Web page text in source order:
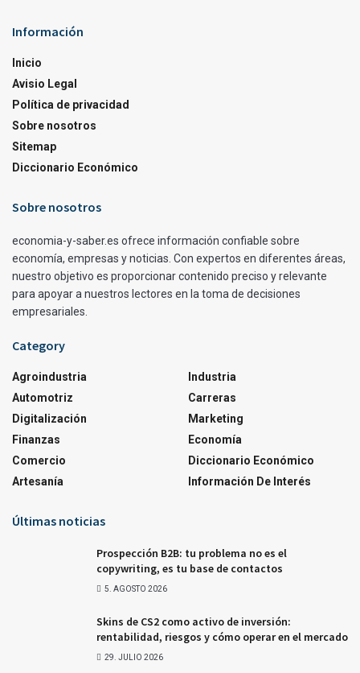
Información
Inicio
Avisio Legal
Política de privacidad
Sobre nosotros
Sitemap
Diccionario Económico
Sobre nosotros
economia-y-saber.es ofrece información confiable sobre
economía, empresas y noticias. Con expertos en diferentes áreas,
nuestro objetivo es proporcionar contenido preciso y relevante
para apoyar a nuestros lectores en la toma de decisiones
empresariales.
Category
Agroindustria
Automotriz
Digitalización
Finanzas
Comercio
Artesanía
Industria
Carreras
Marketing
Economía
Diccionario Económico
Información De Interés
Últimas noticias
Prospección B2B: tu problema no es el
copywriting, es tu base de contactos
5. AGOSTO 2026
Skins de CS2 como activo de inversión:
rentabilidad, riesgos y cómo operar en el mercado
29. JULIO 2026